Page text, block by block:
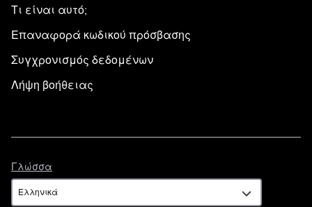
Τι είναι αυτό;
Επαναφορά κωδικού πρόσβασης
Συγχρονισμός δεδομένων
Λήψη βοήθειας
Γλώσσα